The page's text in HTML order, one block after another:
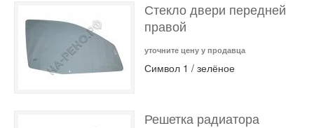
Стекло двери передней
правой
уточните цену у продавца
Символ 1 / зелёное
Решетка радиатора